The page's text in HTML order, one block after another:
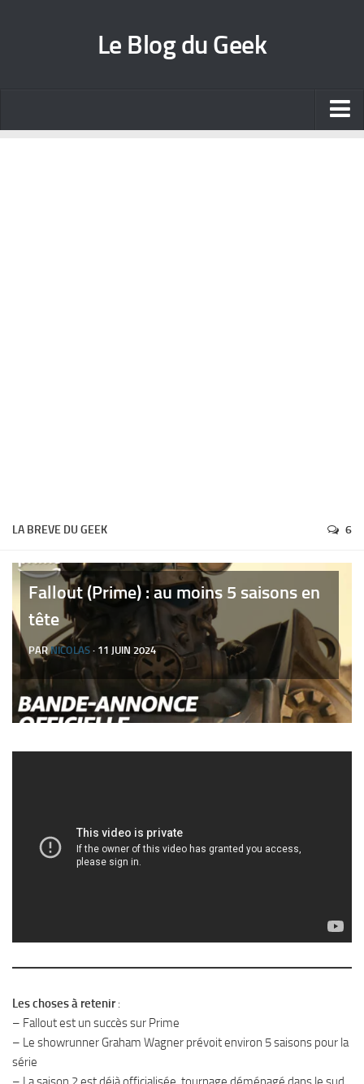
Le Blog du Geek
LA BREVE DU GEEK 6
Fallout (Prime) : au moins 5 saisons en
tête
PARNICOLAS · 11 JUIN 2024
Les choses à retenir:
– Fallout est un succès sur Prime
– Le showrunner Graham Wagner prévoit environ 5 saisons pour la
série